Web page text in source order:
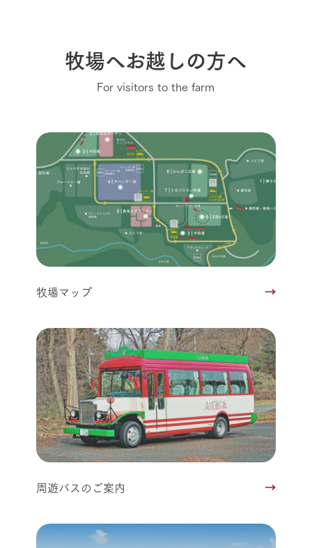
牧場へお越しの方へ
For visitors to the farm
牧場マップ
周遊バスのご案内